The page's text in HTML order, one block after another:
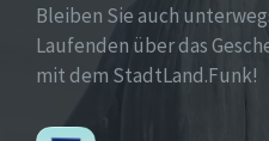
Bleiben Sie auch
Laufenden über das
mit dem StadtLand.Funk!